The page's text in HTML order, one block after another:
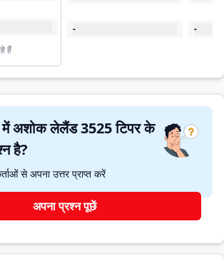
हैं
- -
अशोक लेलैंड 3525 टिपर के
है?
से अपना उत्तर प्राप्त करें
अपना प्रश्न पूछें